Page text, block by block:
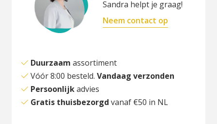
Sandra helpt je graag!
Neem contact op
Duurzaam assortiment
Vóór 8:00 besteld. Vandaag verzonden
Persoonlijkadvies
Gratis thuisbezorgd vanaf €50 in NL